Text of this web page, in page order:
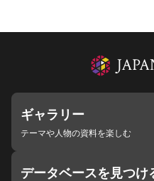
ギャラリー
テーマや人物の資料を楽しむ
データベースを見つけ